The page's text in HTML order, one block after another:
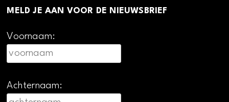
MELD JE AAN VOOR DE NIEUWSBRIEF
Voornaam:
Achternaam: